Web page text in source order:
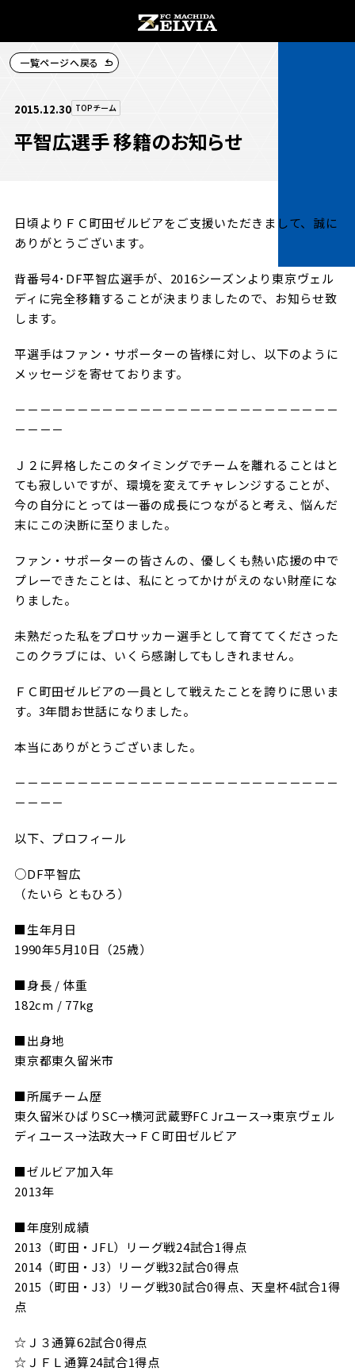
お知らせトップ
TOPチーム
試合情報
イベント
ファンクラブ
メディア
スクール
試合情報
試合情報トップ
試合日程・結果
観戦する
観戦するトップ
チケット販売スケジュール
️スタジアムを知る
スタジアムアクセス
スタジアムマップ
観戦方法を知る
スタジアム観戦ガイド
観戦マナー＆ルール
クラブを知る
クラブを知るトップ
選手・スタッフ紹介
ファンになる
ファンになるトップ
ファンクラブ
トレーニングの見学・ファンサービス
ＦＣ町田ゼルビアカレンダー
三輪緑山ベースを利用
グッズを買う
グッズを買うトップ
オンラインストア
ユニフォーム
ホームタウントップ
ゼルビアアシスト協賛企業一覧
ゼルナビ
ゼルビアフットサルパーク
パートナー
パートナートップ
パートナー企業一覧
お問い合わせ
一覧ページへ戻る
2015.12.30 TOPチーム
平智広選手 移籍のお知らせ
日頃よりＦＣ町田ゼルビアをご支援いただきまして、誠に
ありがとうございます。
背番号4･DF平智広選手が、2016シーズンより東京ヴェル
ディに完全移籍することが決まりましたので、お知らせ致
します。
平選手はファン・サポーターの皆様に対し、以下のように
メッセージを寄せております。
－－－－－－－－－－－－－－－－－－－－－－－－－－
－－－－
Ｊ２に昇格したこのタイミングでチームを離れることはと
ても寂しいですが、環境を変えてチャレンジすることが、
今の自分にとっては一番の成長につながると考え、悩んだ
末にこの決断に至りました。
ファン・サポーターの皆さんの、優しくも熱い応援の中で
プレーできたことは、私にとってかけがえのない財産にな
りました。
未熟だった私をプロサッカー選手として育ててくださった
このクラブには、いくら感謝してもしきれません。
ＦＣ町田ゼルビアの一員として戦えたことを誇りに思いま
す。3年間お世話になりました。
本当にありがとうございました。
－－－－－－－－－－－－－－－－－－－－－－－－－－
－－－－
以下、プロフィール
○DF平智広
（たいら ともひろ）
■生年月日
1990年5月10日（25歳）
■身長 / 体重
182cm / 77kg
■出身地
東京都東久留米市
■所属チーム歴
東久留米ひばりSC→横河武蔵野FC Jrユース→東京ヴェル
ディユース→法政大→ＦＣ町田ゼルビア
■ゼルビア加入年
2013年
■年度別成績
2013（町田・JFL）リーグ戦24試合1得点
2014（町田・J3）リーグ戦32試合0得点
2015（町田・J3）リーグ戦30試合0得点、天皇杯4試合1得
点
☆Ｊ３通算62試合0得点
☆ＪＦＬ通算24試合1得点